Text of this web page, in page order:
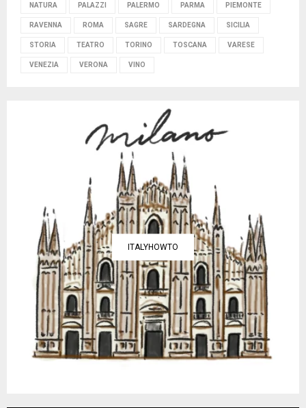
NATURA PALAZZI PALERMO PARMA PIEMONTE
RAVENNA ROMA SAGRE SARDEGNA SICILIA
STORIA TEATRO TORINO TOSCANA VARESE
VENEZIA VERONA VINO
ITALYHOWTO